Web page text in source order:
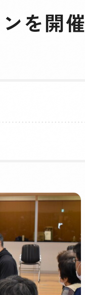
を開催